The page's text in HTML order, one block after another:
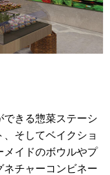
きる惣菜ステーシ
そしてベイクショ
メイドのボウルやプ
ネチャーコンビネー